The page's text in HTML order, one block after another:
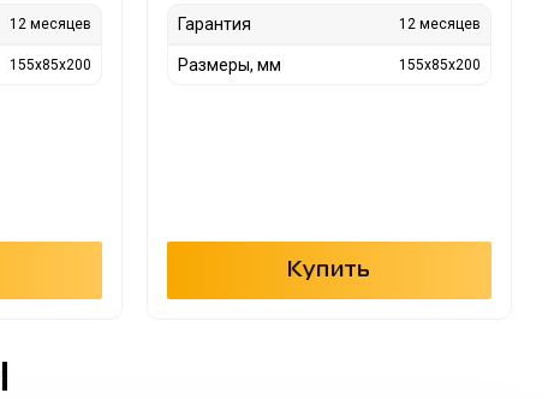
12 месяцев
155x85x200
Гарантия 12 месяцев
Размеры, мм 155x85x200
Купить